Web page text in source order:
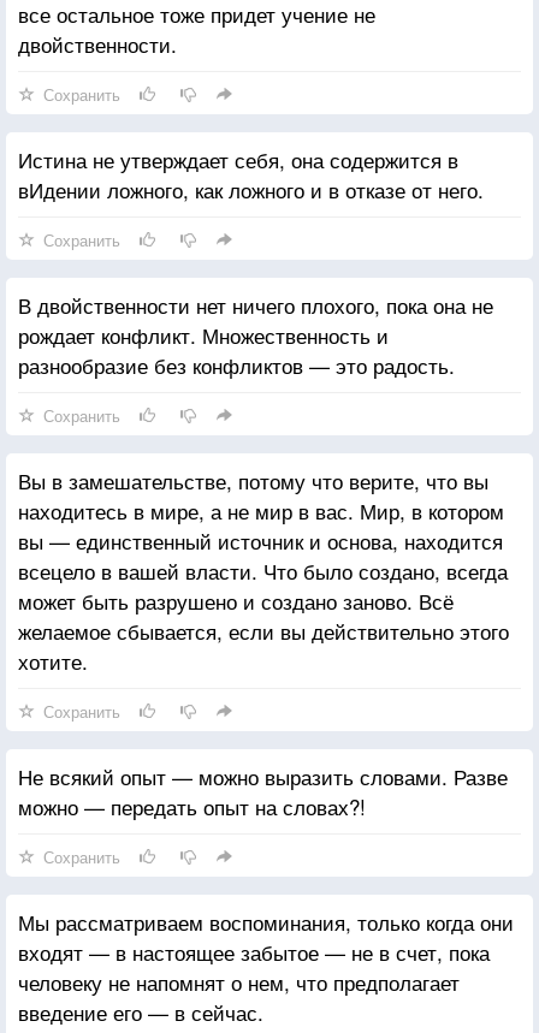
все остальное тоже придет учение не
двойственности.
Сохранить
Истина не утверждает себя, она содержится в
вИдении ложного, как ложного и в отказе от него.
Сохранить
В двойственности нет ничего плохого, пока она не
рождает конфликт. Множественность и
разнообразие без конфликтов — это радость.
Сохранить
Вы в замешательстве, потому что верите, что вы
находитесь в мире, а не мир в вас. Мир, в котором
вы — единственный источник и основа, находится
всецело в вашей власти. Что было создано, всегда
может быть разрушено и создано заново. Всё
желаемое сбывается, если вы действительно этого
хотите.
Сохранить
Не всякий опыт — можно выразить словами. Разве
можно — передать опыт на словах?!
Сохранить
Мы рассматриваем воспоминания, только когда они
входят — в настоящее забытое — не в счет, пока
человеку не напомнят о нем, что предполагает
введение его — в сейчас.